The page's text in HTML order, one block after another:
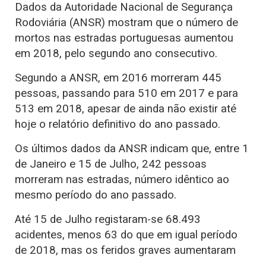
Dados da Autoridade Nacional de Segurança
Rodoviária (ANSR) mostram que o número de
mortos nas estradas portuguesas aumentou
em 2018, pelo segundo ano consecutivo.
Segundo a ANSR, em 2016 morreram 445
pessoas, passando para 510 em 2017 e para
513 em 2018, apesar de ainda não existir até
hoje o relatório definitivo do ano passado.
Os últimos dados da ANSR indicam que, entre 1
de Janeiro e 15 de Julho, 242 pessoas
morreram nas estradas, número idêntico ao
mesmo período do ano passado.
Até 15 de Julho registaram-se 68.493
acidentes, menos 63 do que em igual período
de 2018, mas os feridos graves aumentaram